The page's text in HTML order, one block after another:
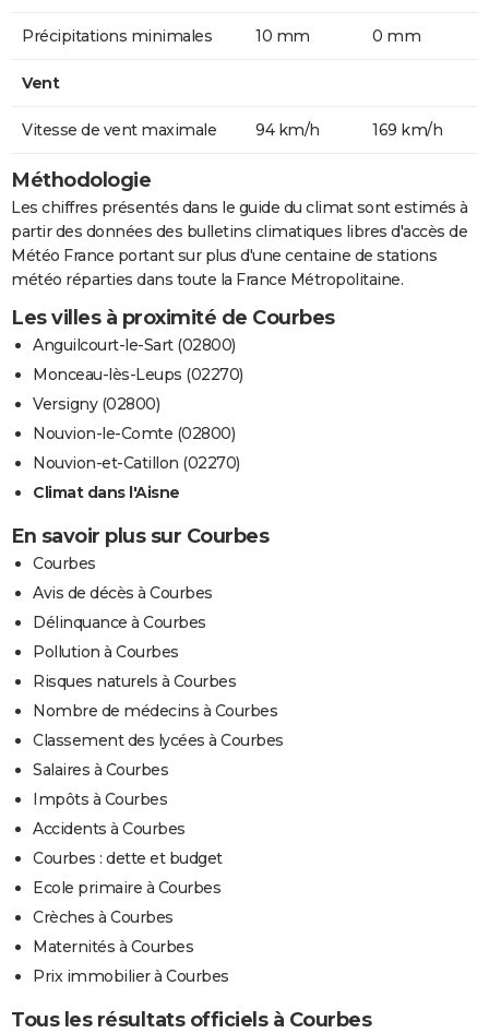
Précipitations minimales 10 mm 0 mm
Vent
Vitesse de vent maximale 94 km/h 169 km/h
Méthodologie
Les chiffres présentés dans le guide du climat sont estimés à
partir des données des bulletins climatiques libres d'accès de
Météo France portant sur plus d'une centaine de stations
météo réparties dans toute la France Métropolitaine.
Les villes à proximité de Courbes
Anguilcourt-le-Sart (02800)
Monceau-lès-Leups (02270)
Versigny (02800)
Nouvion-le-Comte (02800)
Nouvion-et-Catillon (02270)
Climat dans l'Aisne
En savoir plus sur Courbes
Courbes
Avis de décès à Courbes
Délinquance à Courbes
Pollution à Courbes
Risques naturels à Courbes
Nombre de médecins à Courbes
Classement des lycées à Courbes
Salaires à Courbes
Impôts à Courbes
Accidents à Courbes
Courbes : dette et budget
Ecole primaire à Courbes
Crèches à Courbes
Maternités à Courbes
Prix immobilier à Courbes
Tous les résultats officiels à Courbes